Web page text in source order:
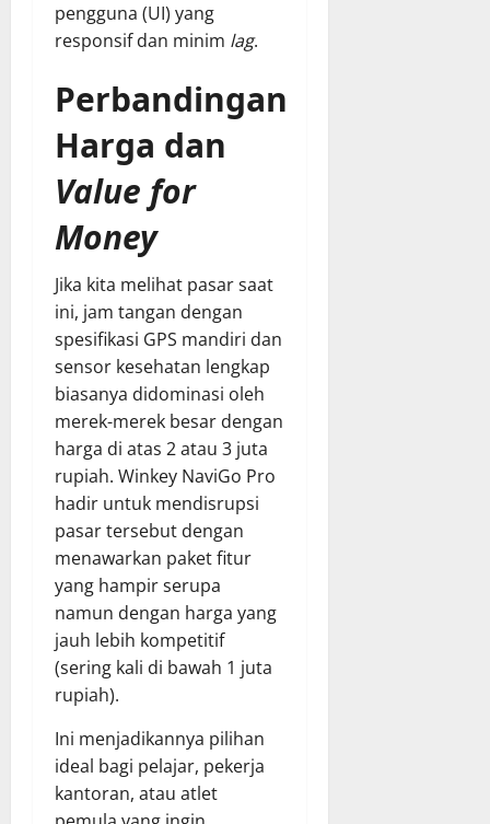
pengguna (UI) yang
responsif dan minim lag.
Perbandingan
Harga dan
Value for
Money
Jika kita melihat pasar saat
ini, jam tangan dengan
spesifikasi GPS mandiri dan
sensor kesehatan lengkap
biasanya didominasi oleh
merek-merek besar dengan
harga di atas 2 atau 3 juta
rupiah. Winkey NaviGo Pro
hadir untuk mendisrupsi
pasar tersebut dengan
menawarkan paket fitur
yang hampir serupa
namun dengan harga yang
jauh lebih kompetitif
(sering kali di bawah 1 juta
rupiah).
Ini menjadikannya pilihan
ideal bagi pelajar, pekerja
kantoran, atau atlet